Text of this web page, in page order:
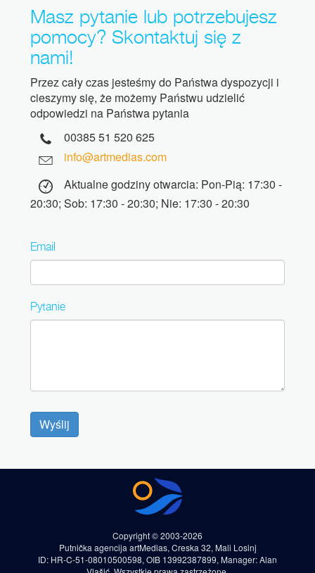
Masz pytanie lub potrzebujesz
pomocy? Skontaktuj się z
nami!
Przez cały czas jesteśmy do Państwa dyspozycji i
cieszymy się, że możemy Państwu udzielić
odpowiedzi na Państwa pytania
00385 51 520 625
info@artmedias.com
Aktualne godziny otwarcia: Pon-Pią: 17:30 -
20:30; Sob: 17:30 - 20:30; Nie: 17:30 - 20:30
Email
Pytanie
Wyślij
Copyright © 2003-2026
Putnička agencija artMedias, Creska 32, Mali Losinj
ID: HR-C-51-08010500598, OIB 13992387899, Manager: Alan